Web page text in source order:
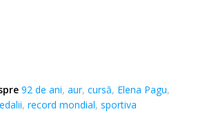
92 de ani,aur,cursă, Elena Pagu,
,record mondial,sportiva